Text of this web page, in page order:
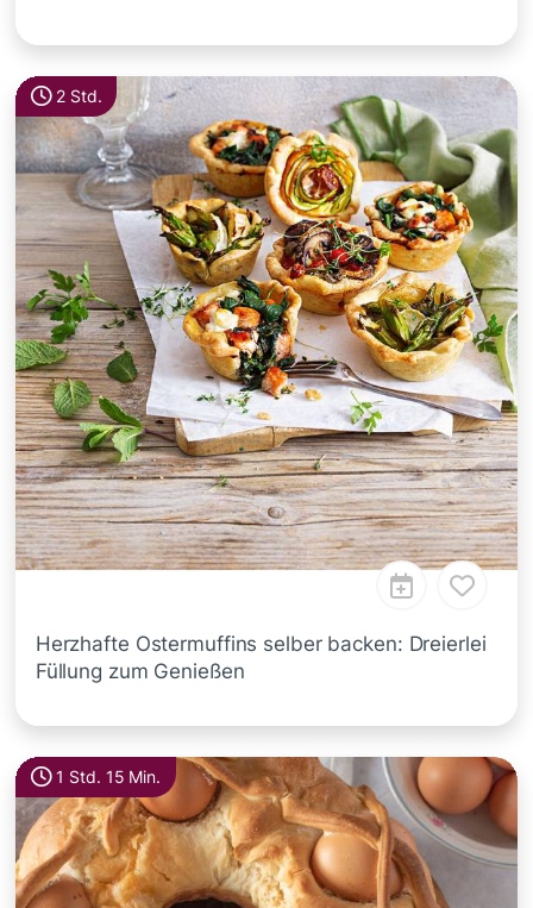
2 Std.
Herzhafte Ostermuffins selber backen: Dreierlei
Füllung zum Genießen
1 Std. 15 Min.